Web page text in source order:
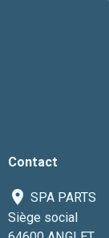
Contact
SPA PARTS
Siège social